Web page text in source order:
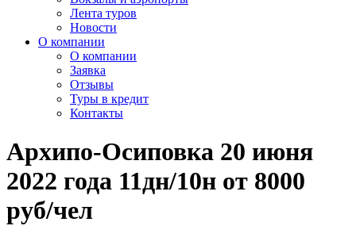
Лента туров
Новости
О компании
О компании
Заявка
Отзывы
Туры в кредит
Контакты
Архипо-Осиповка 20 июня
2022 года 11дн/10н от 8000
руб/чел